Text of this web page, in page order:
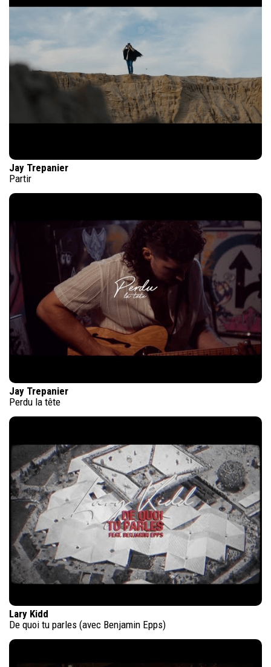
Jay Trepanier
Partir
Jay Trepanier
Perdu la tête
Lary Kidd
De quoi tu parles (avec Benjamin Epps)